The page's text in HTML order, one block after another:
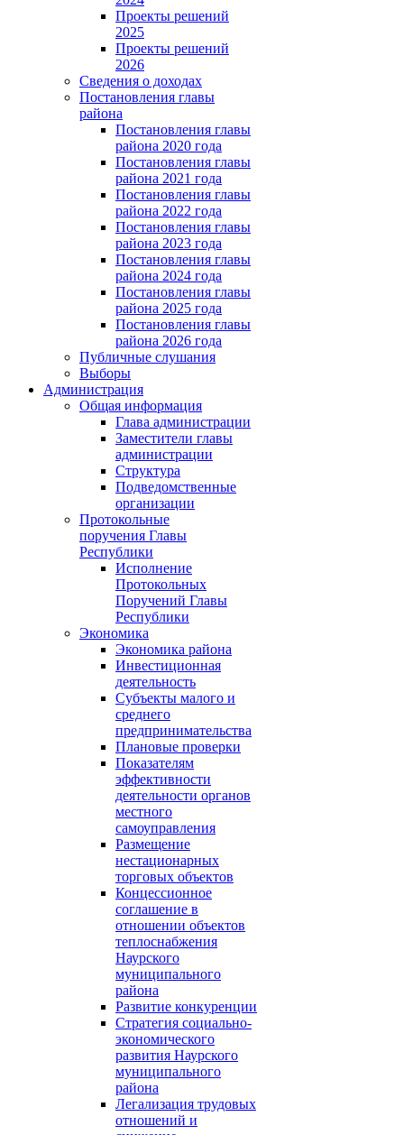
Проекты решений
2025
Проекты решений
2026
Сведения о доходах
Постановления главы
района
Постановления главы
района 2020 года
Постановления главы
района 2021 года
Постановления главы
района 2022 года
Постановления главы
района 2023 года
Постановления главы
района 2024 года
Постановления главы
района 2025 года
Постановления главы
района 2026 года
Публичные слушания
Выборы
Администрация
Общая информация
Глава администрации
Заместители главы
администрации
Структура
Подведомственные
организации
Протокольные
поручения Главы
Республики
Исполнение
Протокольных
Поручений Главы
Республики
Экономика
Экономика района
Инвестиционная
деятельность
Субъекты малого и
среднего
предпринимательства
Плановые проверки
Показателям
эффективности
деятельности органов
местного
самоуправления
Размещение
нестационарных
торговых объектов
Концессионное
соглашение в
отношении объектов
теплоснабжения
Наурского
муниципального
района
Развитие конкуренции
Стратегия социально-
экономического
развития Наурского
муниципального
района
Легализация трудовых
отношений и